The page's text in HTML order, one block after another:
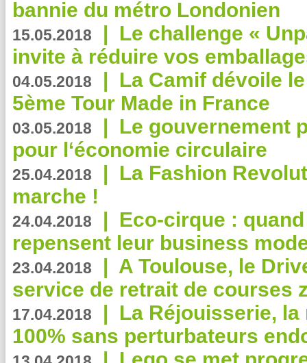
bannie du métro Londonien
15.05.2018 | Le challenge «
invite à réduire vos
04.05.2018 | La Camif dévoile
5ème Tour Made in France
03.05.2018 | Le gouvernement
pour l‘économie circulaire
25.04.2018 | La Fashion
marche !
24.04.2018 | Eco-cirque :
repensent leur business
23.04.2018 | A Toulouse, le
service de retrait de courses
17.04.2018 | La Réjouisserie,
100% sans perturbateurs